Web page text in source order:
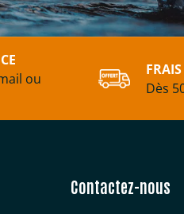
ou
Dès
Contactez-nous